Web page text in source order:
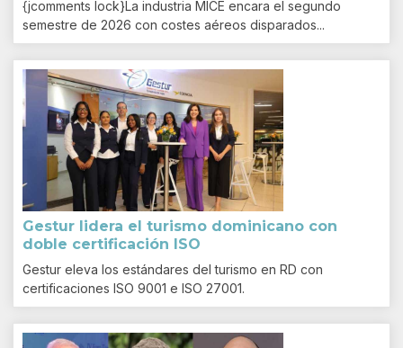
{jcomments lock}La industria MICE encara el segundo
semestre de 2026 con costes aéreos disparados...
Gestur lidera el turismo dominicano con
doble certificación ISO
Gestur eleva los estándares del turismo en RD con
certificaciones ISO 9001 e ISO 27001.